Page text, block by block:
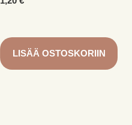
LISÄÄ OSTOSKORIIN